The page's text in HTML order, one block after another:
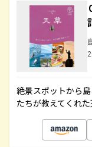
絶景スポットから
たちが教えてくれ